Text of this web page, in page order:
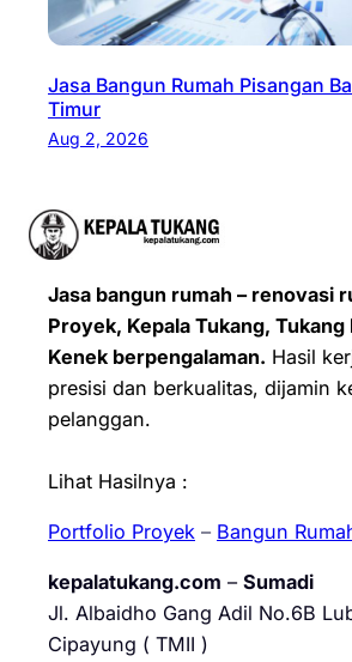
Jasa Bangun Rumah Pisangan
Timur
Aug 2, 2026
Jasa bangun rumah – renovasi
Proyek, Kepala Tukang, Tukang
Kenek berpengalaman. Hasil
presisi dan berkualitas, dijamin
pelanggan.
Lihat Hasilnya :
Portfolio Proyek – Bangun
kepalatukang.com – Sumadi
Jl. Albaidho Gang Adil No.6B
Cipayung ( TMII )